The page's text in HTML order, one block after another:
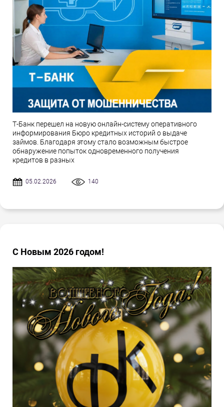
Т-Банк перешел на новую онлайн-систему оперативного
информирования Бюро кредитных историй о выдаче
займов. Благодаря этому стало возможным быстрое
обнаружение попыток одновременного получения
кредитов в разных
05.02.2026 140
С Новым 2026 годом!